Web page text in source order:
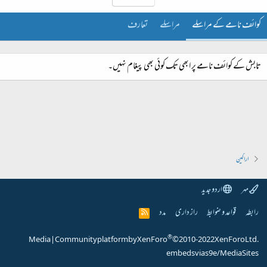
کوائف نامے کے مراسلے مراسلے تعارف
تابش کے کوائف نامے پر ابھی تک کوئی بھی پیغام نہیں۔
اراکین
مہر
اردو جدید
رابطہ قواعد و ضوابط راز داری مدد
R
S
Community platform by XenForo®© 2010-2022 XenForo Ltd.
|
Media
embeds via s9e/MediaSites